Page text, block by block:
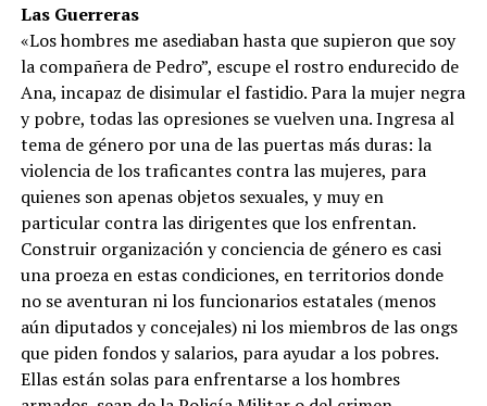
Las Guerreras
«Los hombres me asediaban hasta que supieron que soy
la compañera de Pedro”, escupe el rostro endurecido de
Ana, incapaz de disimular el fastidio. Para la mujer negra
y pobre, todas las opresiones se vuelven una. Ingresa al
tema de género por una de las puertas más duras: la
violencia de los traficantes contra las mujeres, para
quienes son apenas objetos sexuales, y muy en
particular contra las dirigentes que los enfrentan.
Construir organización y conciencia de género es casi
una proeza en estas condiciones, en territorios donde
no se aventuran ni los funcionarios estatales (menos
aún diputados y concejales) ni los miembros de las ongs
que piden fondos y salarios, para ayudar a los pobres.
Ellas están solas para enfrentarse a los hombres